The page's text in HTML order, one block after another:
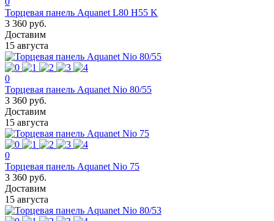
Торцевая панель Aquanet L80 H55 K
3 360 руб.
Доставим
15 августа
0
Торцевая панель Aquanet Nio 80/55
3 360 руб.
Доставим
15 августа
0
Торцевая панель Aquanet Nio 75
3 360 руб.
Доставим
15 августа